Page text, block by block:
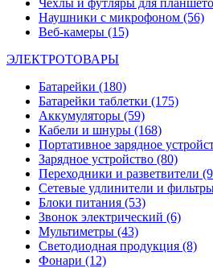
Чехлы и футляры для
Наушники с микрофоном (56)
Веб-камеры (15)
ЭЛЕКТРОТОВАРЫ
Батарейки (180)
Батарейки таблетки (175)
Аккумуляторы (59)
Кабели и шнуры (168)
Портативное зарядное
Зарядное устройство (80)
Переходники и разветвители
Сетевые удлинители и
Блоки питания (53)
Звонок электрический (6)
Мультиметры (43)
Светодиодная продукция (8)
Фонари (12)